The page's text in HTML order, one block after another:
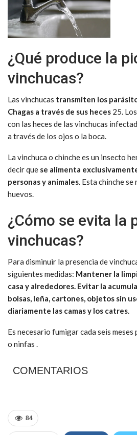
¿Qué produce la
vinchucas?
Las vinchucas transmiten los
Chagas a través de sus heces 25.
con las heces de las vinchucas
a través de los ojos o la boca.
La vinchuca o chinche es un insecto
decir que se alimenta
personas y animales. Esta chinche
huevos.
¿Cómo se evita la
vinchucas?
Para disminuir la presencia de
siguientes medidas: Mantener la
casa y alrededores. Evitar la
bolsas, leña, cartones, objetos sin
diariamente las camas y los catres.
Es necesario fumigar cada seis
o ninfas .
COMENTARIOS
84